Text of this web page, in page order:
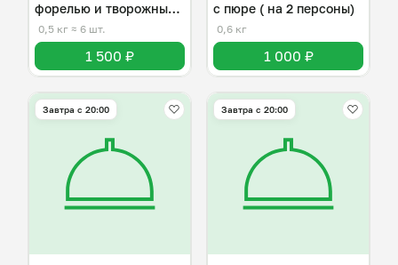
форелью и творожным
сыром
0,5 кг ≈ 6 шт.
1 500 ₽
с пюре ( на 2 персоны)
0,6 кг
1 000 ₽
Завтра c 20:00 Завтра c 20:00